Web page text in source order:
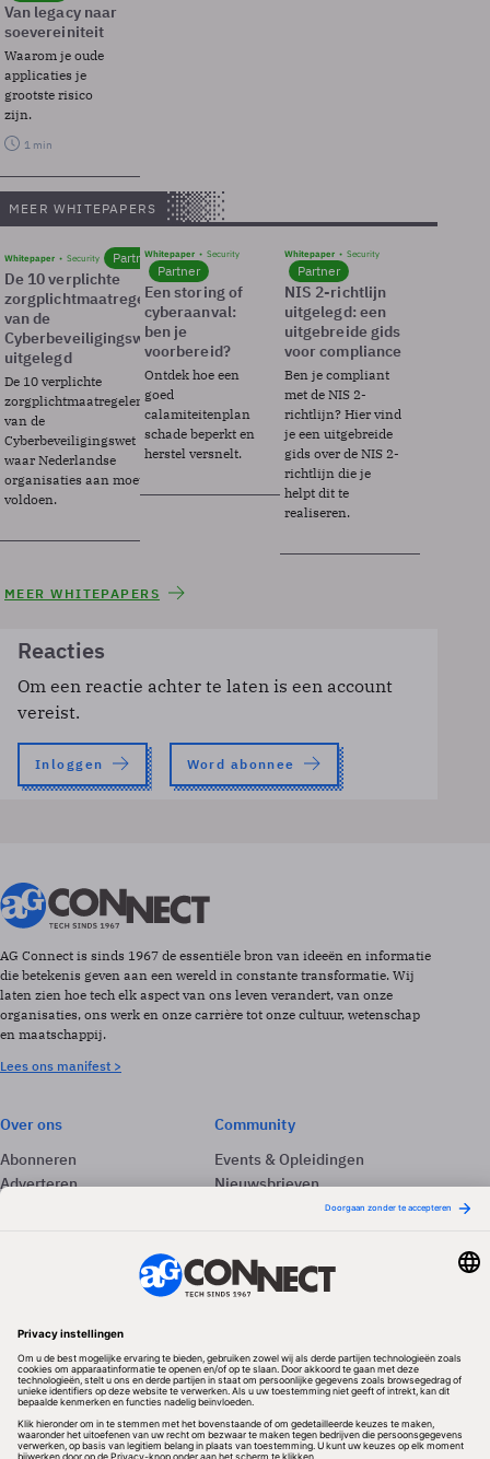
Van legacy naar
soevereiniteit
Waarom je oude
applicaties je
grootste risico
zijn.
1 min
MEER WHITEPAPERS
Whitepaper Security Partner
De 10 verplichte
zorgplichtmaatregelen
van de
Cyberbeveiligingswet
uitgelegd
De 10 verplichte
zorgplichtmaatregelen
van de
Cyberbeveiligingswet
waar Nederlandse
organisaties aan moeten
voldoen.
Whitepaper Security
Partner
Een storing of
cyberaanval:
ben je
voorbereid?
Ontdek hoe een
goed
calamiteitenplan
schade beperkt en
herstel versnelt.
Whitepaper Security
Partner
NIS 2-richtlijn
uitgelegd: een
uitgebreide gids
voor compliance
Ben je compliant
met de NIS 2-
richtlijn? Hier vind
je een uitgebreide
gids over de NIS 2-
richtlijn die je
helpt dit te
realiseren.
MEER WHITEPAPERS
Reacties
Om een reactie achter te laten is een account
vereist.
Inloggen Word abonnee
AG Connect is sinds 1967 de essentiële bron van ideeën en informatie
die betekenis geven aan een wereld in constante transformatie. Wij
laten zien hoe tech elk aspect van ons leven verandert, van onze
organisaties, ons werk en onze carrière tot onze cultuur, wetenschap
en maatschappij.
Lees ons manifest >
Over ons
Abonneren
Adverteren
Community
Events & Opleidingen
Nieuwsbrieven
Volg ons
Redactionele partner